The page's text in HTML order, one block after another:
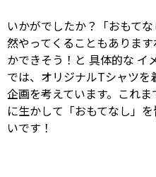
いかがでしたか？「おもて
然やってくることもありま
かできそう！と 具体的な イ
では、オリジナルTシャツを
企画を考えています。これ
に生かして「おもてなし」
いです！